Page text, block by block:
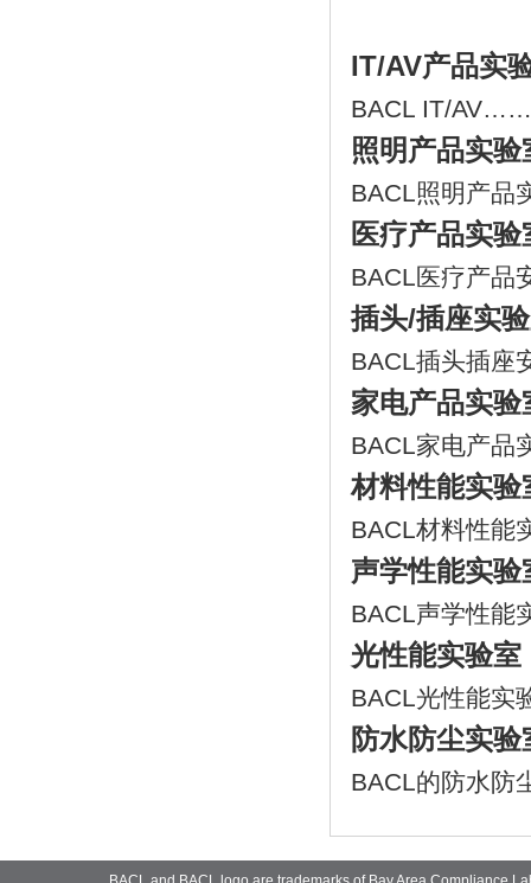
IT/AV产品实
BACL IT/AV……
照明产品实验
BACL照明产
医疗产品实验
BACL医疗产
插头/插座实
BACL插头插
家电产品实验
BACL家电产
材料性能实验
BACL材料性
声学性能实验
BACL声学性
光性能实验室
BACL光性能
防水防尘实验
BACL的防水